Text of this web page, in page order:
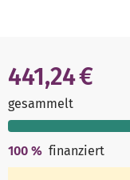
441,24 €
gesammelt
100 % finanziert